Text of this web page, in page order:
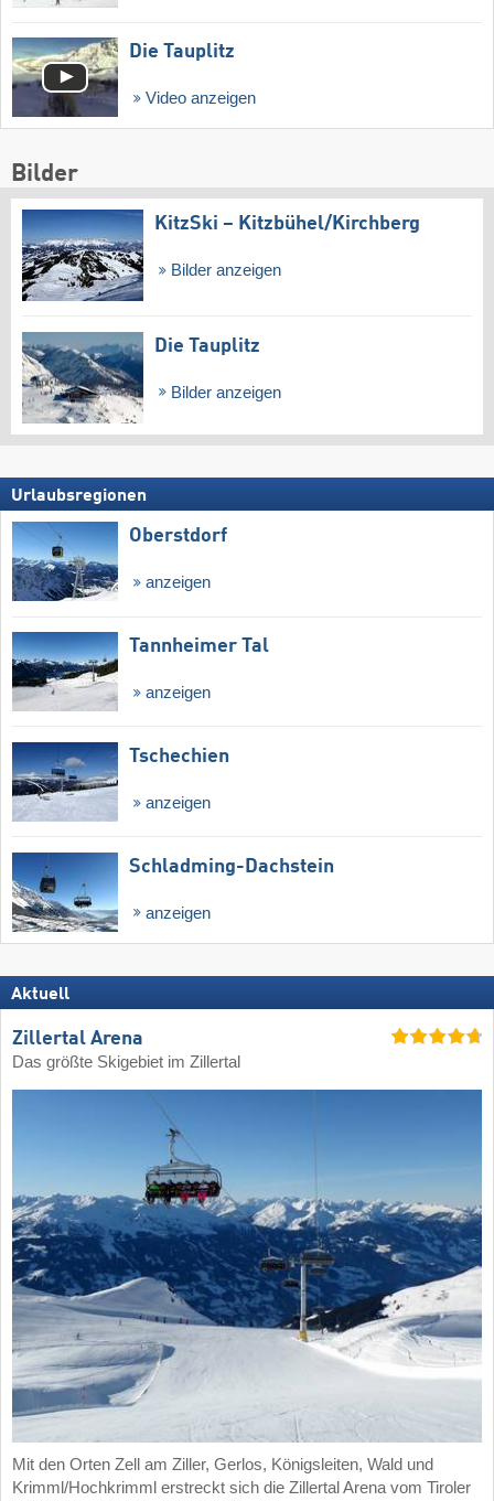
Die Tauplitz
Video anzeigen
Bilder
KitzSki – Kitzbühel/​Kirchberg
Bilder anzeigen
Die Tauplitz
Bilder anzeigen
Urlaubsregionen
Oberstdorf
anzeigen
Tannheimer Tal
anzeigen
Tschechien
anzeigen
Schladming-Dachstein
anzeigen
Aktuell
Zillertal Arena
Das größte Skigebiet im Zillertal
Mit den Orten Zell am Ziller, Gerlos, Königsleiten, Wald und
Krimml/Hochkrimml erstreckt sich die Zillertal Arena vom Tiroler